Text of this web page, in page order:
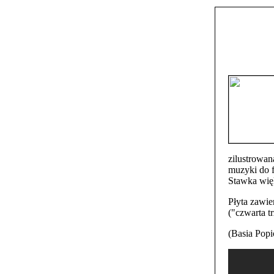
muzyki do
Stawka
Płyta
("czwarta
(Basia